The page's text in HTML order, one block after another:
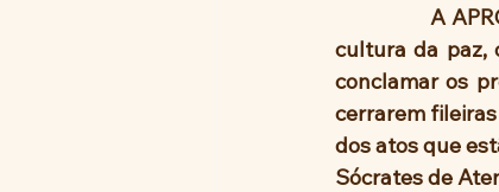
cultura da paz,
conclamar os
cerrarem
dos atos que
Sócrates de